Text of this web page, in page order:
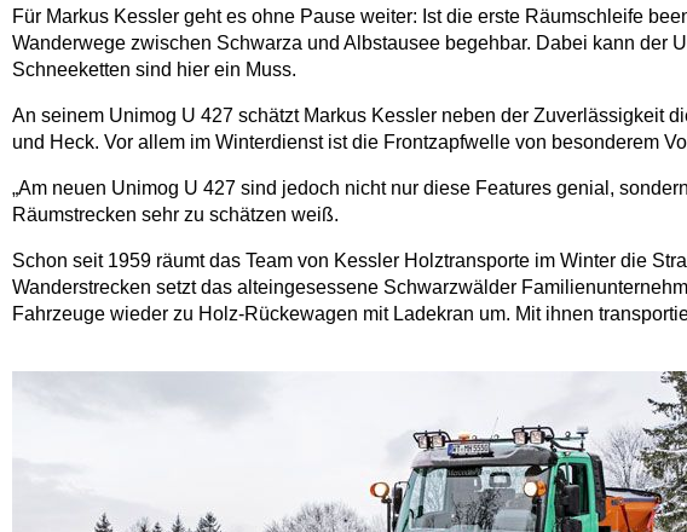
Für Markus Kessler geht es ohne Pause weiter: Ist die erste Räumschleife
Wanderwege zwischen Schwarza und Albstausee begehbar. Dabei kann der
Schneeketten sind hier ein Muss.
An seinem Unimog U 427 schätzt Markus Kessler neben der Zuverlässigkeit
und Heck. Vor allem im Winterdienst ist die Frontzapfwelle von besonderem
„Am neuen Unimog U 427 sind jedoch nicht nur diese Features genial,
Räumstrecken sehr zu schätzen weiß.
Schon seit 1959 räumt das Team von Kessler Holztransporte im Winter die
Wanderstrecken setzt das alteingesessene Schwarzwälder
Fahrzeuge wieder zu Holz-Rückewagen mit Ladekran um. Mit ihnen